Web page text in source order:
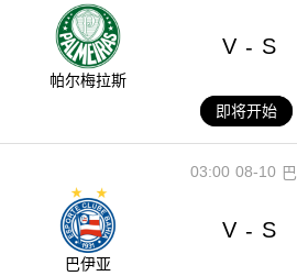
帕尔梅拉斯
V - S
即将开始
08-10
03:00
巴伊亚
V - S